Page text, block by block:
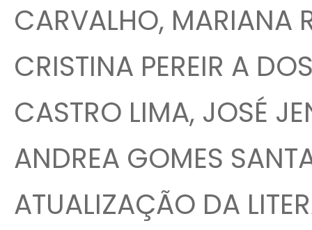
CARVALHO, MARIANA
CRISTINA PEREIR A
CASTRO LIMA, JOSÉ
ANDREA GOMES
ATUALIZAÇÃO DA